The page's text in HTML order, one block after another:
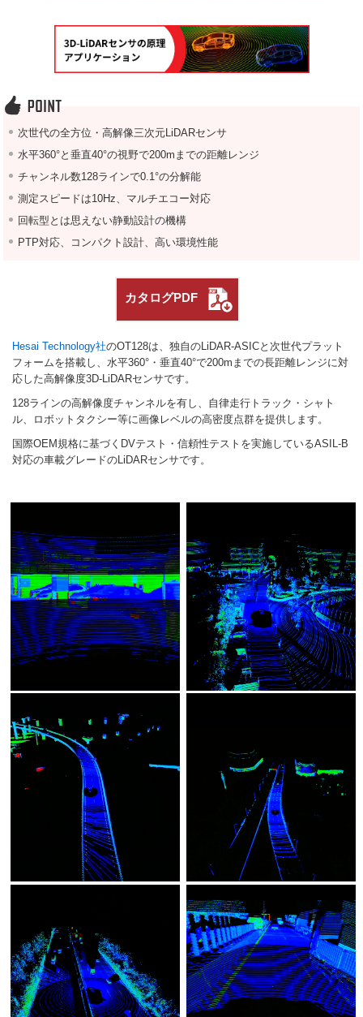
次世代の全方位・高解像三次元LiDARセンサ
水平360°と垂直40°の視野で200mまでの距離レンジ
チャンネル数128ラインで0.1°の分解能
測定スピードは10Hz、マルチエコー対応
回転型とは思えない静動設計の機構
PTP対応、コンパクト設計、高い環境性能
カタログPDF
Hesai Technology社のOT128は、独自のLiDAR-ASICと次世代プラット
フォームを搭載し、水平360°・垂直40°で200mまでの長距離レンジに対
応した高解像度3D-LiDARセンサです。
128ラインの高解像度チャンネルを有し、自律走行トラック・シャト
ル、ロボットタクシー等に画像レベルの高密度点群を提供します。
国際OEM規格に基づくDVテスト・信頼性テストを実施しているASIL-B
対応の車載グレードのLiDARセンサです。